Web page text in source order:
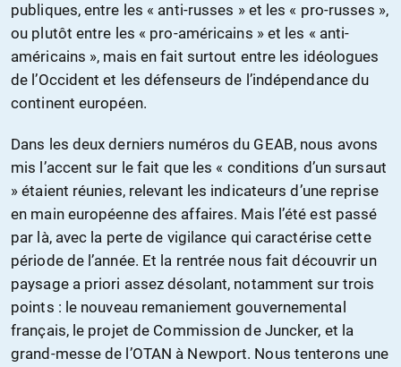
publiques, entre les « anti-russes » et les « pro-russes »,
ou plutôt entre les « pro-américains » et les « anti-
américains », mais en fait surtout entre les idéologues
de l’Occident et les défenseurs de l’indépendance du
continent européen.
Dans les deux derniers numéros du GEAB, nous avons
mis l’accent sur le fait que les « conditions d’un sursaut
» étaient réunies, relevant les indicateurs d’une reprise
en main européenne des affaires. Mais l’été est passé
par là, avec la perte de vigilance qui caractérise cette
période de l’année. Et la rentrée nous fait découvrir un
paysage a priori assez désolant, notamment sur trois
points : le nouveau remaniement gouvernemental
français, le projet de Commission de Juncker, et la
grand-messe de l’OTAN à Newport. Nous tenterons une